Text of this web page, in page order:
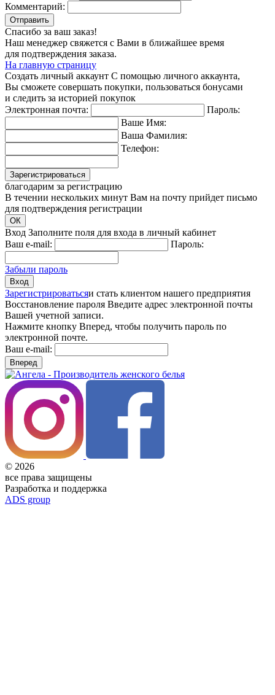
Комментарий:
Отправить
Спасибо за ваш заказ!
Наш менеджер свяжется с Вами в ближайшее время
для подтверждения заказа.
На главную страницу
Создать личный аккаунт С помощью личного аккаунта,
Вы сможете совершать покупки, пользоваться бонусами
и следить за историей покупок
Электронная почта:
Пароль:
Ваше Имя:
Ваша Фамилия:
Телефон:
Зарегистрироваться
благодарим за регистрацию
В течении нескольких минут Вам на почту прийдет письмо
для подтверждения регистрации
ОК
Вход Заполните поля для входа в личный кабинет
Ваш e-mail:
Пароль:
Забыли пароль
Вход
Зарегистрироватьсяи стать клиентом нашего предприятия
Восстановление пароля Введите адрес электронной почты
Вашей учетной записи.
Нажмите кнопку Вперед, чтобы получить пароль по
электронной почте.
Ваш e-mail:
Вперед
© 2026
все права защищены
Разработка и поддержка
ADS group